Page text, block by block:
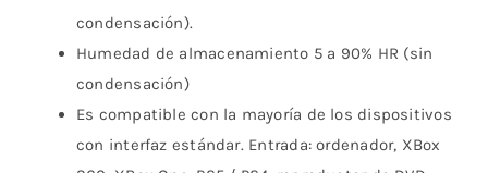
condensación).
Humedad de almacenamiento 5 a 90% HR (sin
condensación)
Es compatible con la mayoría de los dispositivos
con interfaz estándar. Entrada: ordenador, XBox